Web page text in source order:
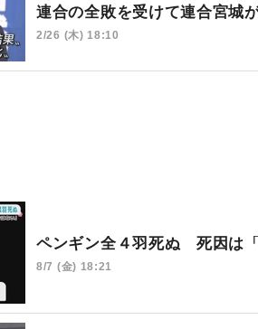
連合の全敗を受けて連合宮城
2/26 (木) 18:10
ペンギン全４羽死ぬ 死因は
8/7 (金) 18:21